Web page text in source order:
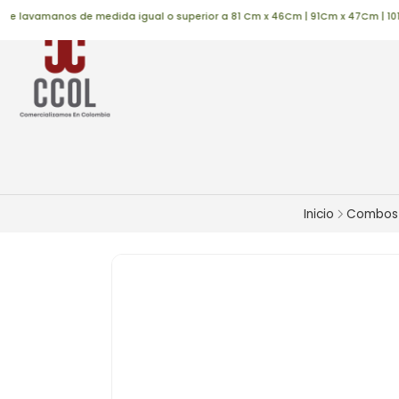
de medida igual o superior a 81 Cm x 46Cm | 91Cm x 47Cm | 101Cm x
Inicio Combos